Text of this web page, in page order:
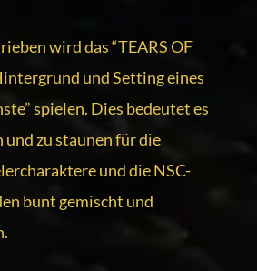
wird das “TEARS OF
und Setting eines
spielen. Dies bedeutet es
und zu staunen für die
und die NSC-
bunt gemischt und